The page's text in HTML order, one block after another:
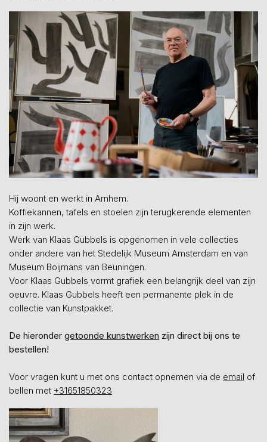
Hij woont en werkt in Arnhem.
Koffiekannen, tafels en stoelen zijn terugkerende elementen
in zijn werk.
Werk van Klaas Gubbels is opgenomen in vele collecties
onder andere van het Stedelijk Museum Amsterdam en van
Museum Boijmans van Beuningen.
Voor Klaas Gubbels vormt grafiek een belangrijk deel van zijn
oeuvre. Klaas Gubbels heeft een permanente plek in de
collectie van Kunstpakket.
De hieronder getoonde kunstwerken zijn direct bij ons te
bestellen!
Voor vragen kunt u met ons contact opnemen via de email of
bellen met +31651850323